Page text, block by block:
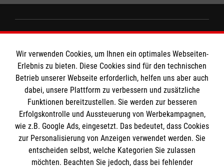
Impressum
Datenschutz
Kontakt
Die Malteser
Malteser in Deutschland
Malteserorden
Sharepoint
Spendenkonto
Wir verwenden Cookies, um Ihnen ein optimales Webseiten-
Erlebnis zu bieten. Diese Cookies sind für den technischen
Betrieb unserer Webseite erforderlich, helfen uns aber auch
dabei, unsere Plattform zu verbessern und zusätzliche
Funktionen bereitzustellen. Sie werden zur besseren
Erfolgskontrolle und Aussteuerung von Werbekampagnen,
wie z.B. Google Ads, eingesetzt. Das bedeutet, dass Cookies
zur Personalisierung von Anzeigen verwendet werden. Sie
entscheiden selbst, welche Kategorien Sie zulassen
möchten. Beachten Sie jedoch, dass bei fehlender